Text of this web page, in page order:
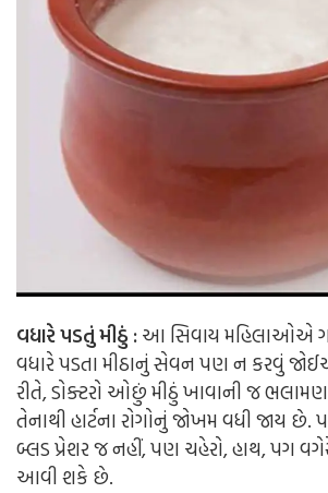
વધારે પડતું મીઠું :આ સિવાય મહિલાઓએ
વધારે પડતા મીઠાનું સેવન પણ ન કરવું
રીતે, ડોક્ટરો ઓછું મીઠું ખાવાની જ
તેનાથી હાર્ટના રોગોનું જોખમ વધી જાય છે.
બ્લડ પ્રેશર જ નહીં, પણ ચહેરો, હાથ, પગ
આવી શકે છે.